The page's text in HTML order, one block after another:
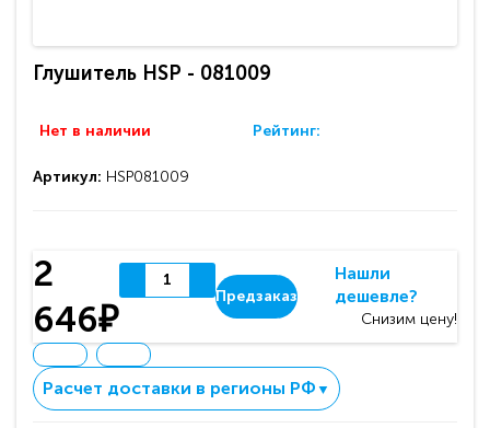
Глушитель HSP - 081009
Нет в наличии Рейтинг:
Артикул: HSP081009
2
646₽
Предзаказ
Нашли
дешевле?
Снизим цену!
Расчет доставки в регионы РФ ▼